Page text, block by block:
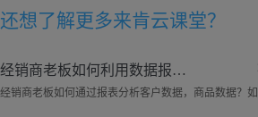
还想了解更多来肯云课堂？
经销商老板如何利用数据报表分析经营状况